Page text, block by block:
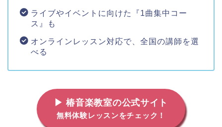
ライブやイベントに向けた『1曲集中コー
ス』も
オンラインレッスン対応で、全国の講師を選
べる
▶ 椿音楽教室の公式サイト
無料体験レッスンをチェック！